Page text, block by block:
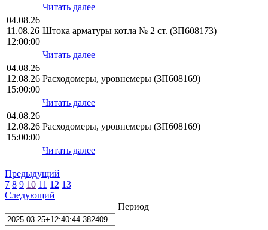
Читать далее
04.08.26
11.08.26
12:00:00
Штока арматуры котла № 2 ст. (ЗП608173)
Читать далее
04.08.26
12.08.26
15:00:00
Расходомеры, уровнемеры (ЗП608169)
Читать далее
04.08.26
12.08.26
15:00:00
Расходомеры, уровнемеры (ЗП608169)
Читать далее
Предыдущий
7 8 9 10 11 12 13
Следующий
Период